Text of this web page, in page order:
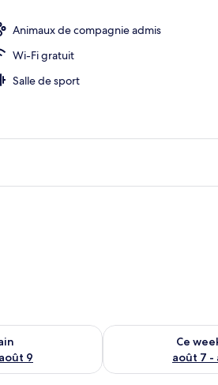
Animaux de compagnie admis
Wi-Fi gratuit
Salle de sport
9
pour demain août 8 - août 9
Ce
août 7 -
Vérifier la